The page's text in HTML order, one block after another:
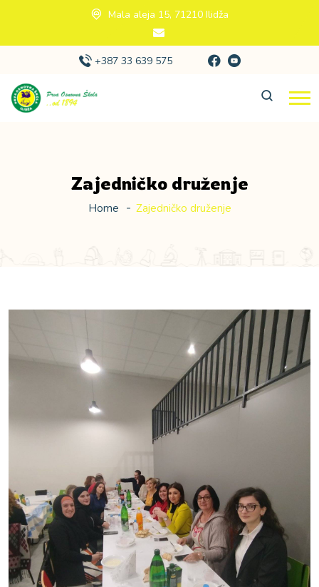
Mala aleja 15, 71210 Ilidža
+387 33 639 575
Zajedničko druženje
Home Zajedničko druženje